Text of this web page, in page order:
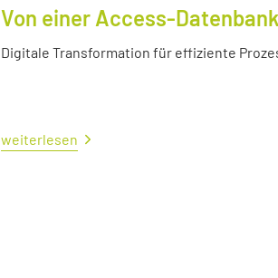
Von einer Access-
Digitale Transformation für effiziente
weiterlesen